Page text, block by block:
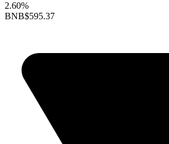
2.60%
BNB$595.37